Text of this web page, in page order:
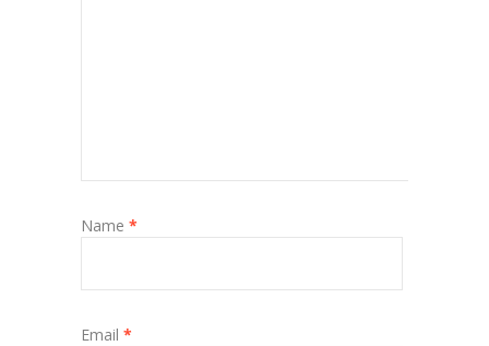
Name *
Email *